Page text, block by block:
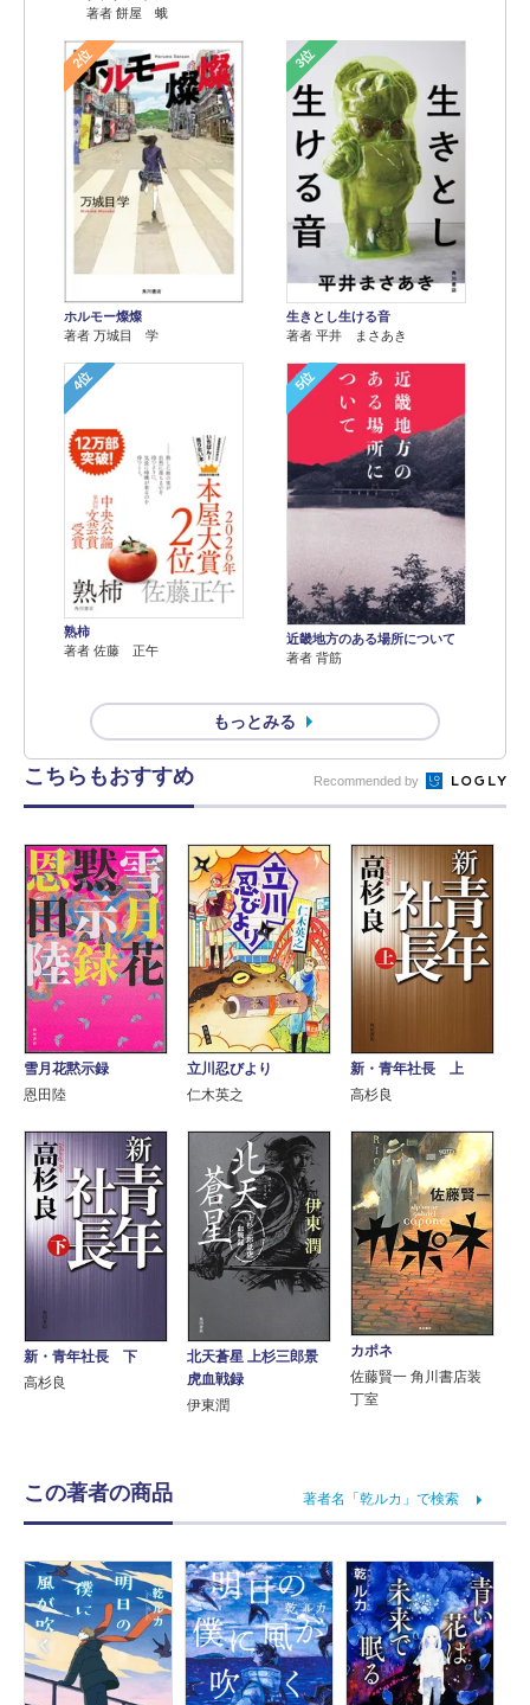
著者 餅屋 蛾
2位
ホルモー燦燦
著者 万城目 学
3位
生きとし生ける音
著者 平井 まさあき
4位
熟柿
著者 佐藤 正午
5位
近畿地方のある場所について
著者 背筋
もっとみる
こちらもおすすめ Recommended by
雪月花黙示録
恩田陸
立川忍びより
仁木英之
新・青年社長 上
高杉良
新・青年社長 下
高杉良
北天蒼星 上杉三郎景
虎血戦録
伊東潤
カポネ
佐藤賢一 角川書店装
丁室
この著者の商品 著者名「乾ルカ」で検索